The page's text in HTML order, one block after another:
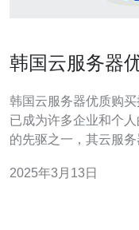
韩国云服务器
韩国云服务器优质购买推荐 在当今数字化时代
已成为许多企业和个
的先驱之一，其云服
器。 ABC云服务器是韩国最大的云服务提供商之一，提供
2025年3月13日